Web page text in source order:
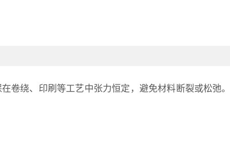
卷绕、印刷等工艺中张力恒定，避免材料断裂或松弛